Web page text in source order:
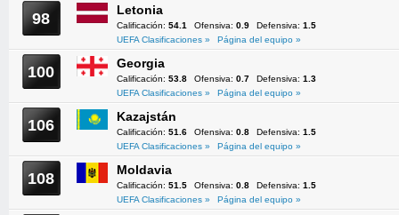
98 Letonia
Calificación: 54.1 Ofensiva: 0.9 Defensiva: 1.5
UEFA Clasificaciones »
Página del equipo »
100 Georgia
Calificación: 53.8 Ofensiva: 0.7 Defensiva: 1.3
UEFA Clasificaciones »
Página del equipo »
106 Kazajstán
Calificación: 51.6 Ofensiva: 0.8 Defensiva: 1.5
UEFA Clasificaciones »
Página del equipo »
108 Moldavia
Calificación: 51.5 Ofensiva: 0.8 Defensiva: 1.5
UEFA Clasificaciones »
Página del equipo »